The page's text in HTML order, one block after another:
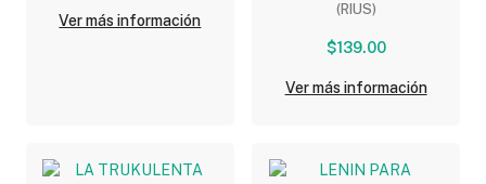
Ver más información
(RIUS)
$139.00
Ver más información